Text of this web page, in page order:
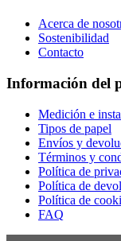
Acerca de
Sostenibilidad
Contacto
Información del
Medición e
Tipos de papel
Envíos y
Términos y
Política de
Política de
Política de
FAQ